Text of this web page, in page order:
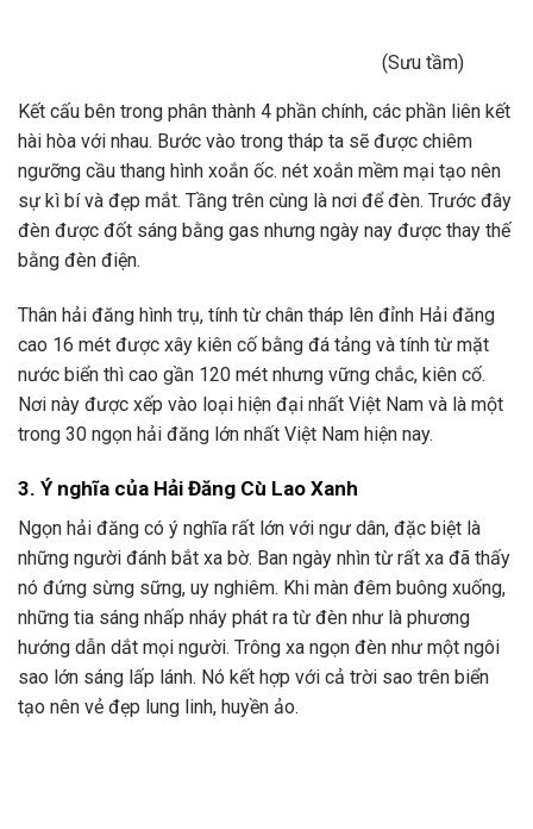
(Sưu tầm)
Kết cấu bên trong phân thành 4 phần chính, các phần liên kết
hài hòa với nhau. Bước vào trong tháp ta sẽ được chiêm
ngưỡng cầu thang hình xoắn ốc. nét xoắn mềm mại tạo nên
sự kì bí và đẹp mắt. Tầng trên cùng là nơi để đèn. Trước đây
đèn được đốt sáng bằng gas nhưng ngày nay được thay thế
bằng đèn điện.
Thân hải đăng hình trụ, tính từ chân tháp lên đỉnh Hải đăng
cao 16 mét được xây kiên cố bằng đá tảng và tính từ mặt
nước biển thì cao gần 120 mét nhưng vững chắc, kiên cố.
Nơi này được xếp vào loại hiện đại nhất Việt Nam và là một
trong 30 ngọn hải đăng lớn nhất Việt Nam hiện nay.
3. Ý nghĩa của Hải Đăng Cù Lao Xanh
Ngọn hải đăng có ý nghĩa rất lớn với ngư dân, đặc biệt là
những người đánh bắt xa bờ. Ban ngày nhìn từ rất xa đã thấy
nó đứng sừng sững, uy nghiêm. Khi màn đêm buông xuống,
những tia sáng nhấp nháy phát ra từ đèn như là phương
hướng dẫn dắt mọi người. Trông xa ngọn đèn như một ngôi
sao lớn sáng lấp lánh. Nó kết hợp với cả trời sao trên biển
tạo nên vẻ đẹp lung linh, huyền ảo.